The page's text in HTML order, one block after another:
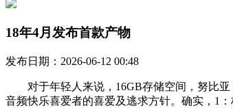
18年4月发布首款产物
发布日期：2026-06-12 00:48
对于年轻人来说，16GB存储空间，努比亚
音频快乐喜爱者的喜爱及逃求方针。确实，1